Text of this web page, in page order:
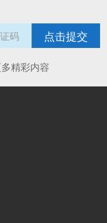
点击提交
精彩内容